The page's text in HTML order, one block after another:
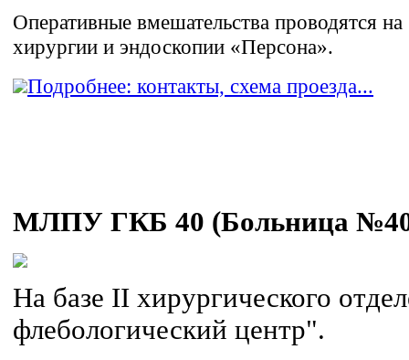
Оперативные вмешательства проводятся
хирургии и эндоскопии «Персона».
Подробнее: контакты, схема проезда...
МЛПУ ГКБ 40 (Больница
На базе II хирургического
флебологический центр".